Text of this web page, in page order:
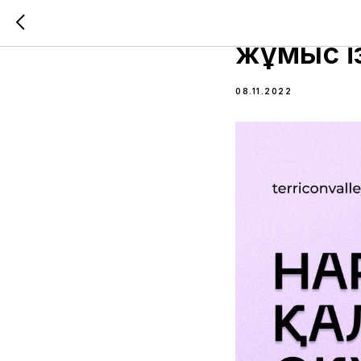
17
жұмыс
08.11.2022